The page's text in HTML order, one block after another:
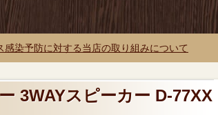
感染予防に対する当店の取り組みについて
3WAYスピーカー D-77XX